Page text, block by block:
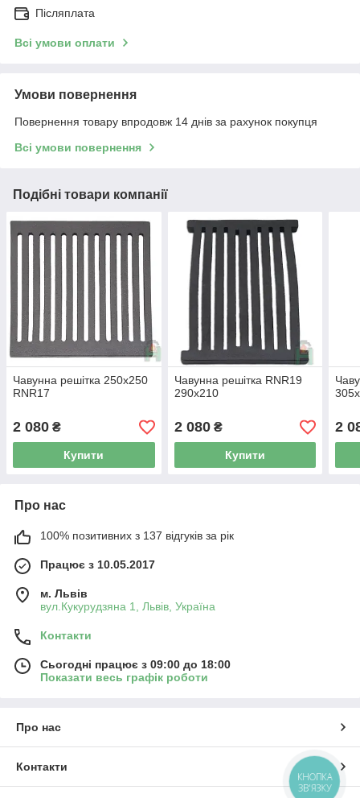
Післяплата
Всі умови оплати
Умови повернення
Повернення товару впродовж 14 днів за рахунок покупця
Всі умови повернення
Подібні товари компанії
Чавунна решітка 250x250
RNR17
2 080 ₴
Купити
Чавунна решітка RNR19
290x210
2 080₴
Купити
2
Про нас
100% позитивних з 137 відгуків за рік
Працює з 10.05.2017
м. Львів
вул.Кукурудзяна 1, Львів, Україна
Контакти
Сьогодні працює з 09:00 до 18:00
Показати весь графік роботи
Про нас
Контакти
КНОПКА
ЗВ'ЯЗКУ